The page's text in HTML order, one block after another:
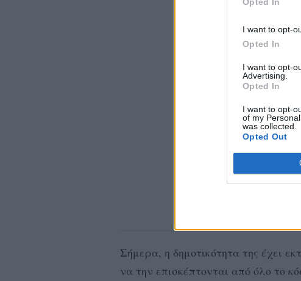
I want to opt-
Opted In
I want to opt-
Advertising.
Opted In
I want to opt-
of my
was collected.
Opted Out
Σήμερα, η δημοτικότητα της έχει
να την επισκέπτονται από όλο το